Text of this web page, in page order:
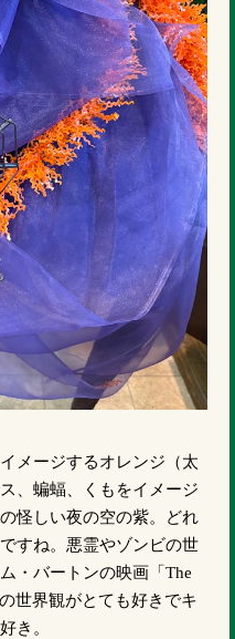
メージするオレンジ（太
、蝙蝠、くもをイメージ
怪しい夜の空の紫。どれ
すね。悪霊やゾンビの世
・バートンの映画「The
世界観がとても好きでキ
き。